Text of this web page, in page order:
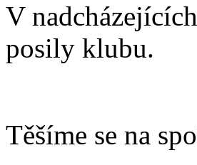
V
posily klubu.
Těšíme se na